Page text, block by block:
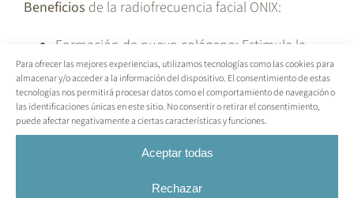
Para ofrecer las mejores experiencias, utilizamos tecnologías como las cookies para
almacenar y/o acceder a la información del dispositivo. El consentimiento de estas
tecnologías nos permitirá procesar datos como el comportamiento de navegación o
las identificaciones únicas en este sitio. No consentir o retirar el consentimiento,
puede afectar negativamente a ciertas características y funciones.
Aceptar todas
Rechazar
Beneficios de la radiofrecuencia facial ONIX:
Formación de nuevo colágeno: Estimula la
producción de colágeno, reafirmando la piel.
Drenaje linfático: Ayuda a eliminar toxinas y
mejorar la circulación.
Mejora de la circulación y oxigenación: Nutre
mejor los tejidos.